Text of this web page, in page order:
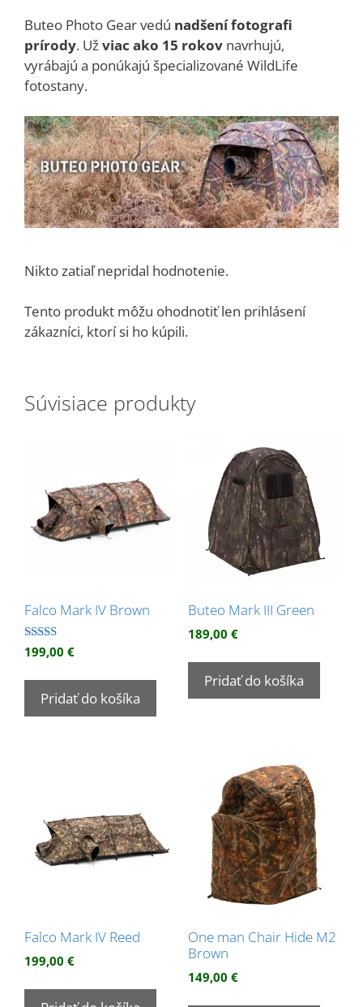
Buteo Photo Gear vedú nadšení fotografi
prírody. Užviac ako 15 rokov navrhujú,
vyrábajú a ponúkajú špecializované WildLife
fotostany.
Nikto zatiaľ nepridal hodnotenie.
Tento produkt môžu ohodnotiť len prihlásení
zákazníci, ktorí si ho kúpili.
Súvisiace produkty
Falco Mark IV Brown
Hodnotenie
5.00
199,00 €
Pridať do košíka
Buteo Mark III Green
189,00 €
Pridať do košíka
Falco Mark IV Reed
199,00 €
One man Chair Hide M2
Brown
149,00 €